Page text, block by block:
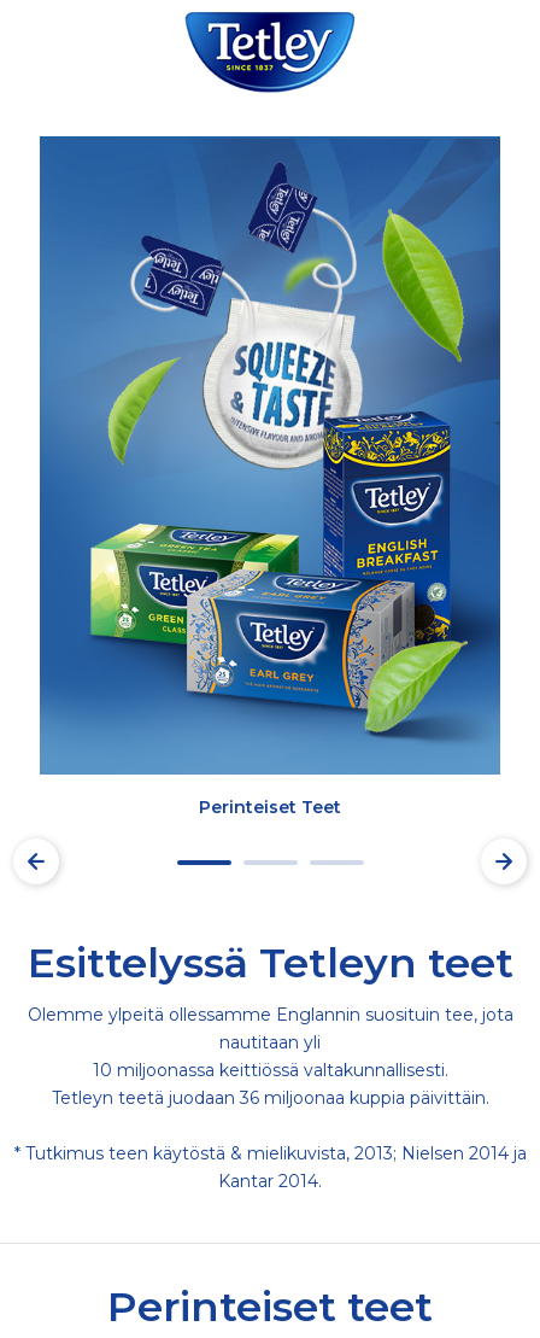
Homepage
Perinteiset Teet
Esittelyssä Tetleyn teet
Olemme ylpeitä ollessamme Englannin suosituin tee, jota
nautitaan yli
10 miljoonassa keittiössä valtakunnallisesti.
Tetleyn teetä juodaan 36 miljoonaa kuppia päivittäin.
* Tutkimus teen käytöstä & mielikuvista, 2013; Nielsen 2014 ja
Kantar 2014.
Perinteiset teet